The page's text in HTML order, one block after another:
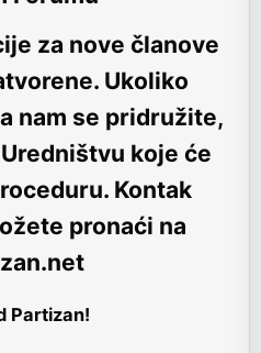
za nove članove
. Ukoliko
nam se pridružite,
koje će
Kontak
pronaći na
Partizan!